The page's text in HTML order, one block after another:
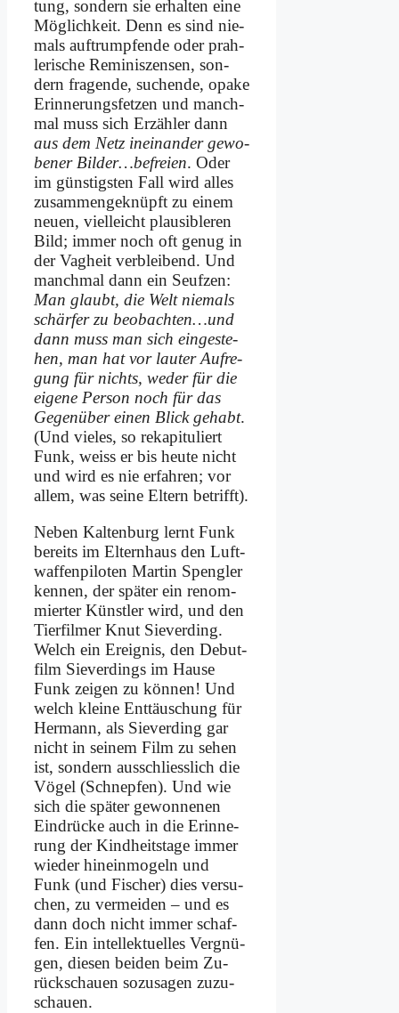
tung, son­dern sie er­hal­ten ei­ne
Mög­lich­keit. Denn es sind nie­
mals auf­trump­fen­de oder prah­
le­ri­sche Re­mi­nis­zen­sen, son­
dern fra­gen­de, su­chen­de, opa­ke
Er­in­ne­rungs­fet­zen und manch­
mal muss sich Er­zäh­ler dann
aus dem Netz in­ein­an­der ge­wo­
be­ner Bilder…befreien. Oder
im gün­stig­sten Fall wird al­les
zu­sam­men­ge­knüpft zu ei­nem
neu­en, viel­leicht plau­si­ble­ren
Bild; im­mer noch oft ge­nug in
der Vag­heit ver­blei­bend. Und
manch­mal dann ein Seuf­zen:
Man glaubt, die Welt nie­mals
schär­fer zu beobachten…und
dann muss man sich ein­ge­ste­
hen, man hat vor lau­ter Auf­re­
gung für nichts, we­der für die
ei­ge­ne Per­son noch für das
Ge­gen­über ei­nen Blick ge­habt.
(Und vie­les, so re­ka­pi­tu­liert
Funk, weiss er bis heu­te nicht
und wird es nie er­fah­ren; vor
al­lem, was sei­ne El­tern be­trifft).
Ne­ben Kal­ten­burg lernt Funk
be­reits im El­tern­haus den Luft­
waf­fen­pi­lo­ten Mar­tin Speng­ler
ken­nen, der spä­ter ein re­nom­
mier­ter Künst­ler wird, und den
Tier­fil­mer Knut Sie­ver­ding.
Welch ein Er­eig­nis, den De­but­
film Sie­ver­dings im Hau­se
Funk zei­gen zu kön­nen! Und
welch klei­ne Ent­täu­schung für
Her­mann, als Sie­ver­ding gar
nicht in sei­nem Film zu se­hen
ist, son­dern aus­schliess­lich die
Vö­gel (Schnep­fen). Und wie
sich die spä­ter ge­won­ne­nen
Ein­drücke auch in die Er­in­ne­
rung der Kind­heits­ta­ge im­mer
wie­der hin­ein­mo­geln und
Funk (und Fi­scher) dies ver­su­
chen, zu ver­mei­den – und es
dann doch nicht im­mer schaf­
fen. Ein in­tel­lek­tu­el­les Ver­gnü­
gen, die­sen bei­den beim Zu­
rück­schau­en so­zu­sa­gen zu­zu­
schau­en.